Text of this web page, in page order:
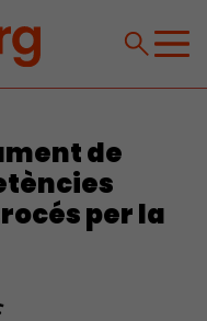
de
per la